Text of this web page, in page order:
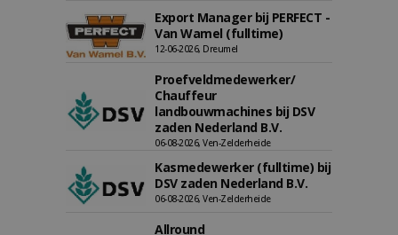
Export Manager bij PERFECT -
Van Wamel (fulltime)
12-06-2026, Dreumel
Proefveldmedewerker/
Chauffeur
landbouwmachines bij DSV
zaden Nederland B.V.
06-08-2026, Ven-Zelderheide
Kasmedewerker (fulltime) bij
DSV zaden Nederland B.V.
06-08-2026, Ven-Zelderheide
Allround